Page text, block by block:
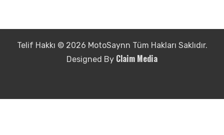
Telif Hakkı © 2026 MotoSaynn Tüm Hakları Saklıdır.
Designed By Claim Media